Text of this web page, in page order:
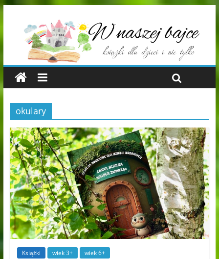
okulary
Książki wiek 3+ wiek 6+